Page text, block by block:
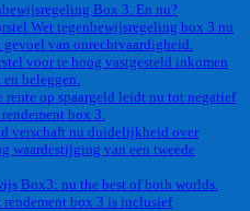
Box 3. En nu?
Wet tegenbewijsregeling box 3 nu
gevoel van onrechtvaardigheid.
voor te hoog vastgesteld inkomen
en beleggen.
rente op spaargeld leidt nu tot negatief
box 3.
verschaft nu duidelijkheid over
waardestijging van een tweede
Box3: nu the best of both worlds.
box 3 is inclusief